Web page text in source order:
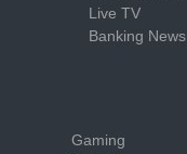
Live TV
Banking News
Gaming